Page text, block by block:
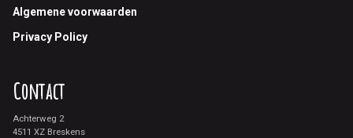
Footer
Algemene voorwaarden
Privacy Policy
Contact
Achterweg 2
4511 XZ Breskens